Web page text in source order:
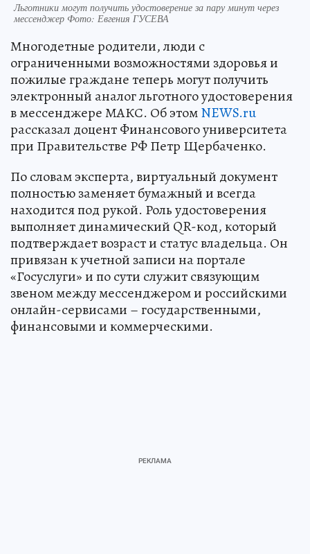
Льготники могут получить удостоверение за пару минут через
мессенджер Фото: Евгения ГУСЕВА
Многодетные родители, люди с
ограниченными возможностями здоровья и
пожилые граждане теперь могут получить
электронный аналог льготного удостоверения
в мессенджере МАКС. Об этомNEWS.ru
рассказал доцент Финансового университета
при Правительстве РФ Петр Щербаченко.
По словам эксперта, виртуальный документ
полностью заменяет бумажный и всегда
находится под рукой. Роль удостоверения
выполняет динамический QR-код, который
подтверждает возраст и статус владельца. Он
привязан к учетной записи на портале
«Госуслуги» и по сути служит связующим
звеном между мессенджером и российскими
онлайн-сервисами – государственными,
финансовыми и коммерческими.